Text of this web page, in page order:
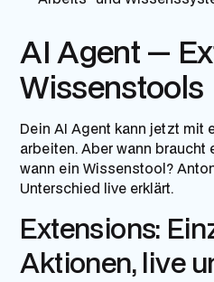
AI Agent —
Wissenstools
Dein AI Agent kann jetzt mit
arbeiten. Aber wann braucht
wann ein Wissenstool?
Unterschied live erklärt.
Extensions:
Aktionen, live